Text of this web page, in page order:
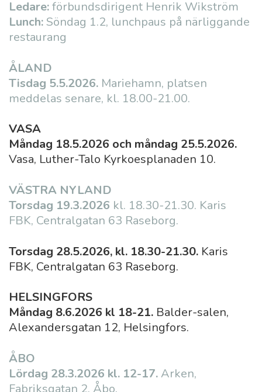
Ledare:förbundsdirigent Henrik Wikström
Lunch:Söndag 1.2, lunchpaus på närliggande
restaurang
ÅLAND
Tisdag 5.5.2026. Mariehamn, platsen
meddelas senare, kl. 18.00-21.00.
VASA
Måndag 18.5.2026 och måndag 25.5.2026.
Vasa, Luther-Talo Kyrkoesplanaden 10.
VÄSTRA NYLAND
Torsdag 19.3.2026 kl. 18.30-21.30. Karis
FBK, Centralgatan 63 Raseborg.
Torsdag 28.5.2026, kl. 18.30-21.30. Karis
FBK, Centralgatan 63 Raseborg.
HELSINGFORS
Måndag 8.6.2026 kl 18-21. Balder-salen,
Alexandersgatan 12, Helsingfors.
ÅBO
Lördag 28.3.2026 kl. 12-17. Arken,
Fabriksgatan 2, Åbo.